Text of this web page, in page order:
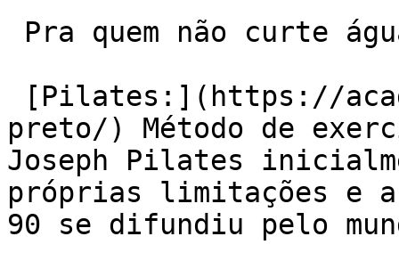
preto/) Método de
Joseph Pilates
próprias limitações e
90 se difundiu pelo